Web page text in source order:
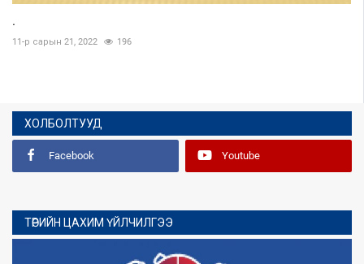
.
11-р сарын 21, 2022 196
ХОЛБОЛТУУД
Facebook Youtube
ТӨРИЙН ЦАХИМ ҮЙЛЧИЛГЭЭ